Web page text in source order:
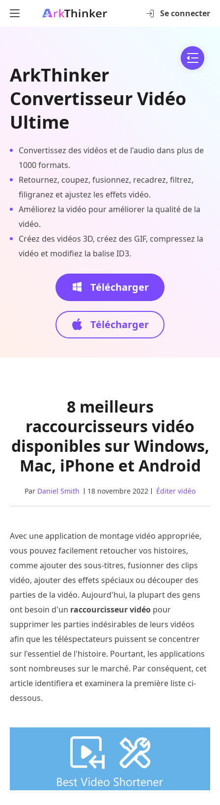
Se connecter
ArkThinker
Convertisseur Vidéo
Ultime
Convertissez des vidéos et de l'audio dans plus de
1000 formats.
Retournez, coupez, fusionnez, recadrez, filtrez,
filigranez et ajustez les effets vidéo.
Améliorez la vidéo pour améliorer la qualité de la
vidéo.
Créez des vidéos 3D, créez des GIF, compressez la
vidéo et modifiez la balise ID3.
Télécharger
Télécharger
8 meilleurs
raccourcisseurs vidéo
disponibles sur Windows,
Mac, iPhone et Android
Par Daniel Smith 18 novembre 2022 Éditer vidéo
Avec une application de montage vidéo appropriée,
vous pouvez facilement retoucher vos histoires,
comme ajouter des sous-titres, fusionner des clips
vidéo, ajouter des effets spéciaux ou découper des
parties de la vidéo. Aujourd'hui, la plupart des gens
ont besoin d'un raccourcisseur vidéo pour
supprimer les parties indésirables de leurs vidéos
afin que les téléspectateurs puissent se concentrer
sur l'essentiel de l'histoire. Pourtant, les applications
sont nombreuses sur le marché. Par conséquent, cet
article identifiera et examinera la première liste ci-
dessous.